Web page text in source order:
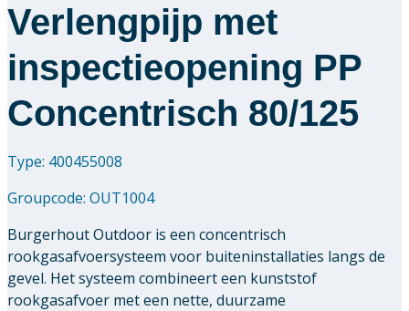
Verlengpijp met
inspectieopening PP
Concentrisch 80/125
Type: 400455008
Groupcode: OUT1004
Burgerhout Outdoor is een concentrisch
rookgasafvoersysteem voor buiteninstallaties langs de
gevel. Het systeem combineert een kunststof
rookgasafvoer met een nette, duurzame